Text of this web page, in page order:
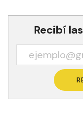
Recibí